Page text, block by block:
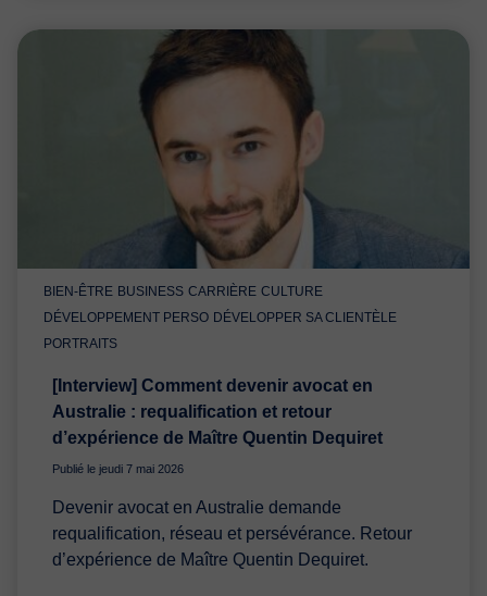
BIEN-ÊTRE BUSINESS CARRIÈRE CULTURE
DÉVELOPPEMENT PERSO DÉVELOPPER SA CLIENTÈLE
PORTRAITS
[Interview] Comment devenir avocat en
Australie : requalification et retour
d’expérience de Maître Quentin Dequiret
Publié le jeudi 7 mai 2026
Devenir avocat en Australie demande
requalification, réseau et persévérance. Retour
d’expérience de Maître Quentin Dequiret.